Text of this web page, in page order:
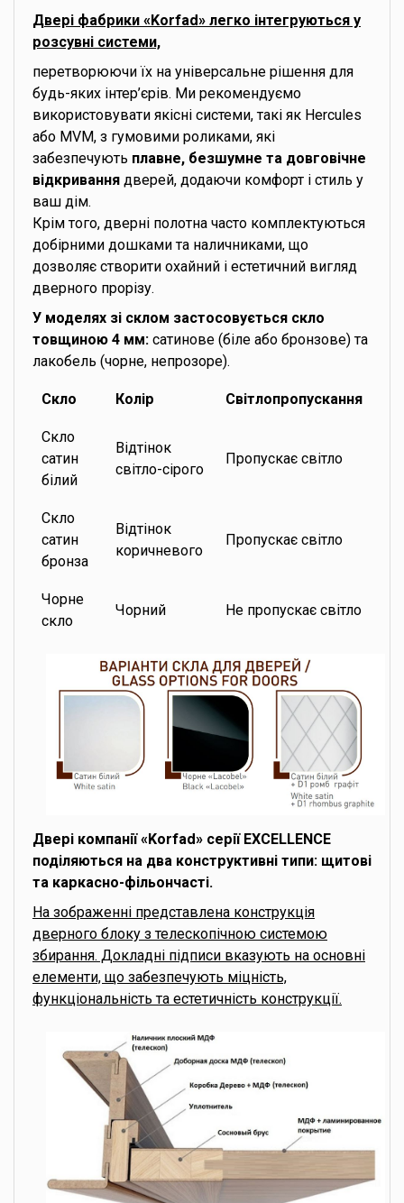
Двері фабрики «Korfad» легко інтегруються у
розсувні системи,
перетворюючи їх на універсальне рішення для
будь-яких інтер’єрів. Ми рекомендуємо
використовувати якісні системи, такі як Hercules
або MVM, з гумовими роликами, які
забезпечують плавне, безшумне та довговічне
відкривання дверей, додаючи комфорт і стиль у
ваш дім.
Крім того, дверні полотна часто комплектуються
добірними дошками та наличниками, що
дозволяє створити охайний і естетичний вигляд
дверного прорізу.
У моделях зі склом застосовується скло
товщиною 4 мм: сатинове (біле або бронзове) та
лакобель (чорне, непрозоре).
Скло Колір Світлопропускання
Скло
сатин
білий
Відтінок
світло-сірого
Пропускає світло
Скло
сатин
бронза
Відтінок
коричневого
Пропускає світло
Чорне
скло
Чорний Не пропускає світло
Двері компанії «Korfad» серії EXCELLENCE
поділяються на два конструктивні типи: щитові
та каркасно-фільончасті.
На зображенні представлена конструкція
дверного блоку з телескопічною системою
збирання. Докладні підписи вказують на основні
елементи, що забезпечують міцність,
функціональність та естетичність конструкції.